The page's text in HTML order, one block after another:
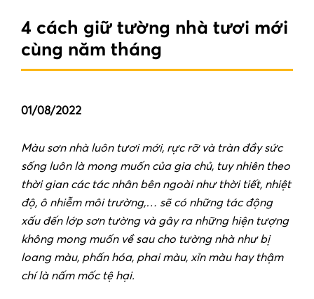
4 cách giữ tường nhà tươi mới
cùng năm tháng
01/08/2022
Màu sơn nhà luôn tươi mới, rực rỡ và tràn đầy sức
sống luôn là mong muốn của gia chủ, tuy nhiên theo
thời gian các tác nhân bên ngoài như thời tiết, nhiệt
độ, ô nhiễm môi trường,… sẽ có những tác động
xấu đến lớp sơn tường và gây ra những hiện tượng
không mong muốn về sau cho tường nhà như bị
loang màu, phấn hóa, phai màu, xỉn màu hay thậm
chí là nấm mốc tệ hại.